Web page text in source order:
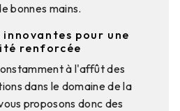
bonnes mains.
innovantes pour une
renforcée
à l'affût des
dans le domaine de la
proposons donc des